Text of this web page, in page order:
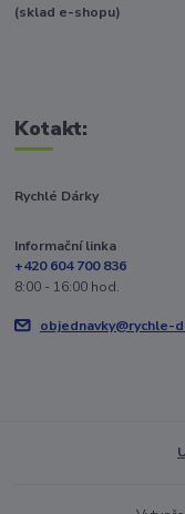
(sklad e-shopu)
Kotakt:
Rychlé Dárky
Informační linka
+420 604 700 836
8:00 - 16:00 hod.
objednavky@rychle-